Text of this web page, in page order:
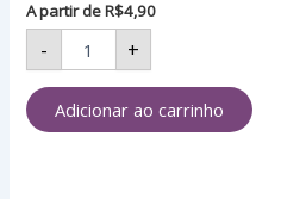
A partir deR$4,90
-
quantidade
+
Adicionar ao carrinho